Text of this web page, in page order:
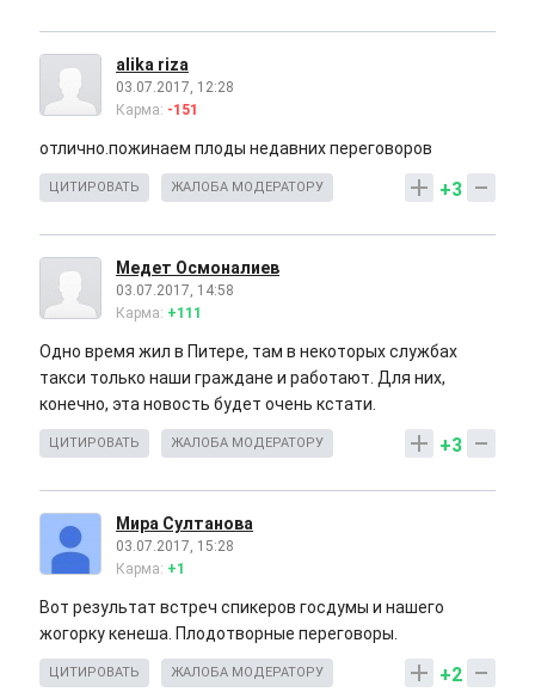
alika riza
03.07.2017, 12:28
Карма: -151
отлично.пожинаем плоды недавних переговоров
+3
ЦИТИРОВАТЬ ЖАЛОБА МОДЕРАТОРУ
Медет Осмоналиев
03.07.2017, 14:58
Карма: +111
Одно время жил в Питере, там в некоторых службах
такси только наши граждане и работают. Для них,
конечно, эта новость будет очень кстати.
+3
ЦИТИРОВАТЬ ЖАЛОБА МОДЕРАТОРУ
Мира Султанова
03.07.2017, 15:28
Карма: +1
Вот результат встреч спикеров госдумы и нашего
жогорку кенеша. Плодотворные переговоры.
+2
ЦИТИРОВАТЬ ЖАЛОБА МОДЕРАТОРУ